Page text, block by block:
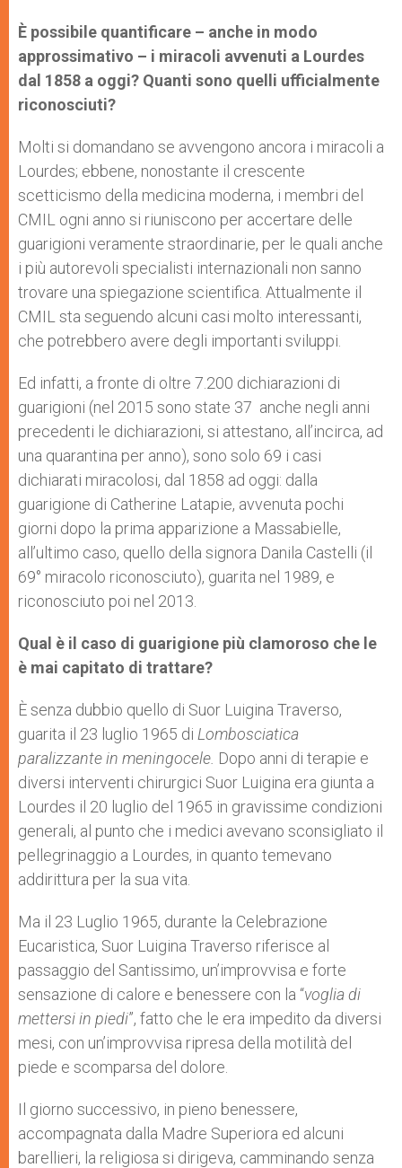
È possibile quantificare – anche in modo
approssimativo – i miracoli avvenuti a Lourdes
dal 1858 a oggi? Quanti sono quelli ufficialmente
riconosciuti?
Molti si domandano se avvengono ancora i miracoli a
Lourdes; ebbene, nonostante il crescente
scetticismo della medicina moderna, i membri del
CMIL ogni anno si riuniscono per accertare delle
guarigioni veramente straordinarie, per le quali anche
i più autorevoli specialisti internazionali non sanno
trovare una spiegazione scientifica. Attualmente il
CMIL sta seguendo alcuni casi molto interessanti,
che potrebbero avere degli importanti sviluppi.
Ed infatti, a fronte di oltre 7.200 dichiarazioni di
guarigioni (nel 2015 sono state 37 anche negli anni
precedenti le dichiarazioni, si attestano, all’incirca, ad
una quarantina per anno), sono solo 69 i casi
dichiarati miracolosi, dal 1858 ad oggi: dalla
guarigione di Catherine Latapie, avvenuta pochi
giorni dopo la prima apparizione a Massabielle,
all’ultimo caso, quello della signora Danila Castelli (il
69° miracolo riconosciuto), guarita nel 1989, e
riconosciuto poi nel 2013.
Qual è il caso di guarigione più clamoroso che le
è mai capitato di trattare?
È senza dubbio quello di Suor Luigina Traverso,
guarita il 23 luglio 1965 di Lombosciatica
paralizzante in meningocele. Dopo anni di terapie e
diversi interventi chirurgici Suor Luigina era giunta a
Lourdes il 20 luglio del 1965 in gravissime condizioni
generali, al punto che i medici avevano sconsigliato il
pellegrinaggio a Lourdes, in quanto temevano
addirittura per la sua vita.
Ma il 23 Luglio 1965, durante la Celebrazione
Eucaristica, Suor Luigina Traverso riferisce al
passaggio del Santissimo, un’improvvisa e forte
sensazione di calore e benessere con la “voglia di
mettersi in piedi”, fatto che le era impedito da diversi
mesi, con un’improvvisa ripresa della motilità del
piede e scomparsa del dolore.
Il giorno successivo, in pieno benessere,
accompagnata dalla Madre Superiora ed alcuni
barellieri, la religiosa si dirigeva, camminando senza